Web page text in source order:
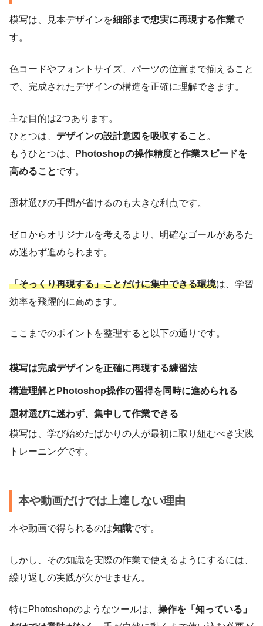
模写は、見本デザインを細部まで忠実に再現する作業で
す。
色コードやフォントサイズ、パーツの位置まで揃えること
で、完成されたデザインの構造を正確に理解できます。
主な目的は2つあります。
ひとつは、 デザインの設計意図を吸収すること 。
もうひとつは、
Photoshopの操作精度と作業スピードを
高めることです。
題材選びの手間が省けるのも大きな利点です。
ゼロからオリジナルを考えるより、明確なゴールがあるた
め迷わず進められます。
「そっくり再現する」ことだけに集中できる環境は、学習
効率を飛躍的に高めます。
ここまでのポイントを整理すると以下の通りです。
模写は完成デザインを正確に再現する練習法
構造理解とPhotoshop操作の習得を同時に進められる
題材選びに迷わず、集中して作業できる
模写は、学び始めたばかりの人が最初に取り組むべき実践
トレーニングです。
本や動画だけでは上達しない理由
本や動画で得られるのは知識です。
しかし、その知識を実際の作業で使えるようにするには、
繰り返しの実践が欠かせません。
特にPhotoshopのようなツールは、 操作を「知っている」